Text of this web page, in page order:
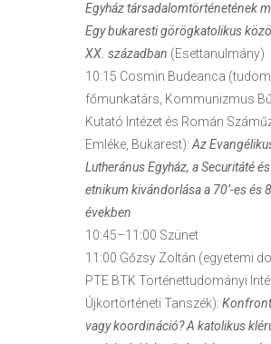
Egyház társadalomtörténetének
Egy bukaresti görögkatolikus
XX. században (Esettanulmány)
10:15 Cosmin Budeanca
főmunkatárs, Kommunizmus
Kutató Intézet és Román
Emléke, Bukarest): Az
Lutheránus Egyház, a Securitáté
etnikum kivándorlása a 70’-es és
években
10:45–11:00 Szünet
11:00 Gőzsy Zoltán (egyetemi
PTE BTK Történettudományi
Újkortörténeti Tanszék):
vagy koordináció? A katolikus